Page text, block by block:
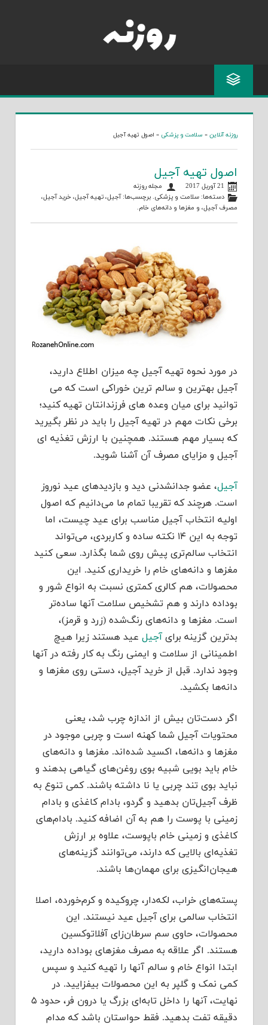
روزنه آنلاین » سلامت و پزشکی » اصول تهیه آجیل
اصول تهیه آجیل
21 آوریل 2017
مجله روزنه
دسته‌ها:سلامت و پزشکی. برچسب‌ها:آجیل،تهیه آجیل،خرید آجیل،
مصرف آجیل، و مغزها و دانه‌های خام.
در مورد نحوه تهیه آجیل چه میزان اطلاع دارید،
آجیل بهترین و سالم ترین خوراکی است که می
توانید برای میان وعده های فرزندانتان تهیه کنید؛
برخی نکات مهم در تهیه آجیل را باید در نظر بگیرید
که بسیار مهم هستند. همچنین با ارزش تغذیه ای
آجیل و مزایای مصرف آن آشنا شوید.
آجیل، عضو جدانشدنی دید و بازدیدهای عید نوروز
است. هرچند که تقریبا تمام ما می‌دانیم که اصول
اولیه انتخاب آجیل مناسب برای عید چیست، اما
توجه به این ۱۴ نکته ساده و کاربردی، می‌تواند
انتخاب سالم‌تری پیش روی شما بگذارد. سعی کنید
مغزها و دانه‌های خام را خریداری کنید. این
محصولات، هم کالری کمتری نسبت به انواع شور و
بوداده دارند و هم تشخیص سلامت آنها ساده‌تر
است. مغزها و دانه‌های رنگ‌شده (زرد و قرمز)،
بدترین گزینه برایآجیل عید هستند زیرا هیچ
اطمینانی از سلامت و ایمنی رنگ به کار رفته در آنها
وجود ندارد. قبل از خرید آجیل، دستی روی مغزها و
دانه‌ها بکشید.
اگر دست‌تان بیش از اندازه چرب شد، یعنی
محتویات آجیل شما کهنه است و چربی موجود در
مغزها و دانه‌ها، اکسید شده‌اند. مغزها و دانه‌های
خام باید بویی شبیه بوی روغن‌های گیاهی بدهند و
نباید بوی تند چربی یا نا داشته باشند. کمی تنوع به
ظرف آجیل‌تان بدهید و گردو، بادام کاغذی و بادام
زمینی با پوست را هم به آن اضافه کنید. بادام‌های
کاغذی و زمینی خام باپوست، علاوه بر ارزش
تغذیه‌ای بالایی که دارند، می‌توانند گزینه‌های
هیجان‌انگیزی برای مهمان‌ها باشند.
پسته‌های خراب، لکه‌دار، چروکیده و کرم‌خورده، اصلا
انتخاب سالمی برای آجیل عید نیستند. این
محصولات، حاوی سم سرطان‌زای آفلاتوکسین
هستند. اگر علاقه به مصرف مغزهای بوداده دارید،
ابتدا انواع خام و سالم آنها را تهیه کنید و سپس
کمی نمک و گلپر به این محصولات بیفزایید. در
نهایت، آنها را داخل تابه‌ای بزرگ یا درون فر، حدود ۵
دقیقه تفت بدهید. فقط حواستان باشد که مدام